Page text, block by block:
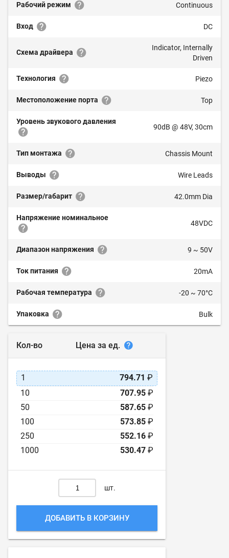
Рабочий режим Continuous
Вход DC
Схема драйвера
Indicator, Internally
Driven
Технология Piezo
Местоположение порта Top
Уровень звукового давления
90dB @ 48V, 30cm
Тип монтажа Chassis Mount
Выводы Wire Leads
Размер/габарит 42.0mm Dia
Напряжение номинальное
48VDC
Диапазон напряжения 9 ~ 50V
Ток питания 20mA
Рабочая температура -20 ~ 70°C
Упаковка Bulk
Кол-во Цена за ед.
1 794.71 ₽
10
707.95 ₽
50
587.65 ₽
100
573.85 ₽
250
552.16 ₽
1000
530.47 ₽
шт.
ДОБАВИТЬ В КОРЗИНУ